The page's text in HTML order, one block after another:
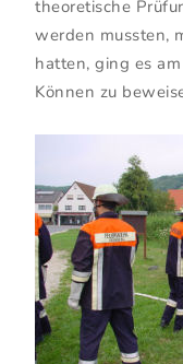
theoretische
werden mussten,
hatten, ging es
Können zu